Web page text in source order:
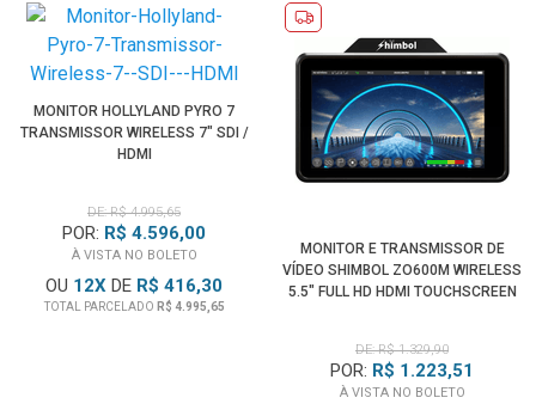
MONITOR HOLLYLAND PYRO 7
TRANSMISSOR WIRELESS 7" SDI /
HDMI
DE: R$ 4.995,65
POR: R$ 4.596,00
À VISTA NO BOLETO
OU 12X DE R$ 416,30
TOTAL PARCELADO R$ 4.995,65
MONITOR E TRANSMISSOR DE
VÍDEO SHIMBOL ZO600M WIRELESS
5.5" FULL HD HDMI TOUCHSCREEN
DE: R$ 1.329,90
POR: R$ 1.223,51
À VISTA NO BOLETO